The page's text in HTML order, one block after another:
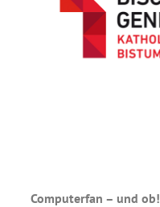
Com­pu­ter­fan – und ob!